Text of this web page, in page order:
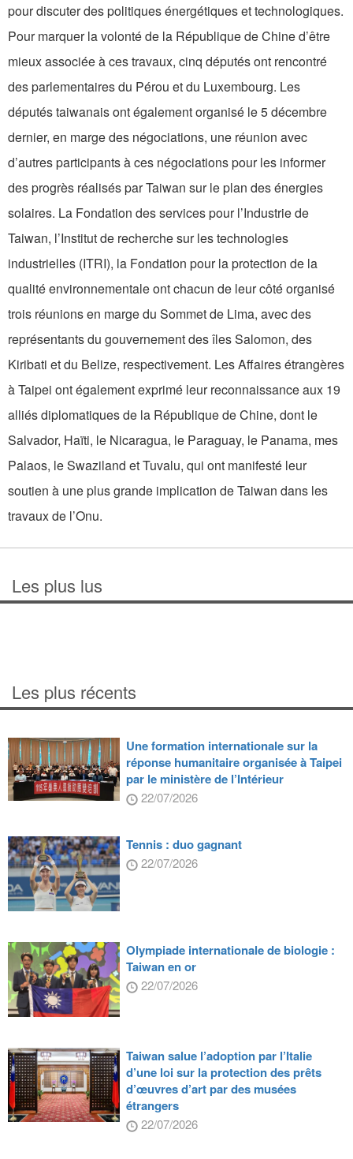
pour discuter des politiques énergétiques et technologiques.
Pour marquer la volonté de la République de Chine d’être
mieux associée à ces travaux, cinq députés ont rencontré
des parlementaires du Pérou et du Luxembourg. Les
députés taiwanais ont également organisé le 5 décembre
dernier, en marge des négociations, une réunion avec
d’autres participants à ces négociations pour les informer
des progrès réalisés par Taiwan sur le plan des énergies
solaires. La Fondation des services pour l’Industrie de
Taiwan, l’Institut de recherche sur les technologies
industrielles (ITRI), la Fondation pour la protection de la
qualité environnementale ont chacun de leur côté organisé
trois réunions en marge du Sommet de Lima, avec des
représentants du gouvernement des îles Salomon, des
Kiribati et du Belize, respectivement. Les Affaires étrangères
à Taipei ont également exprimé leur reconnaissance aux 19
alliés diplomatiques de la République de Chine, dont le
Salvador, Haïti, le Nicaragua, le Paraguay, le Panama, mes
Palaos, le Swaziland et Tuvalu, qui ont manifesté leur
soutien à une plus grande implication de Taiwan dans les
travaux de l’Onu.
Les plus lus
Les plus récents
Une formation internationale sur la
réponse humanitaire organisée à Taipei
par le ministère de l’Intérieur
22/07/2026
Tennis : duo gagnant
22/07/2026
Olympiade internationale de biologie :
Taiwan en or
22/07/2026
Taiwan salue l’adoption par l’Italie
d’une loi sur la protection des prêts
d’œuvres d’art par des musées
étrangers
22/07/2026